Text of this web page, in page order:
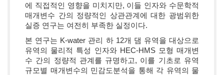
에 직접적인 영향을 미치지만, 이들 인자와 수문학적
매개변수 간의 정량적인 상관관계에 대한 광범위한
실증 연구는 여전히 부족한 실정이다.
본 연구는 K-water 관리 하 12개 댐 유역을 대상으로
유역의 물리적 특성 인자와 HEC-HMS 모형 매개변
수 간의 정량적 관계를 규명하고, 이를 기초로 유역
규모별 매개변수의 민감도분석을 통해 각 유역의 물